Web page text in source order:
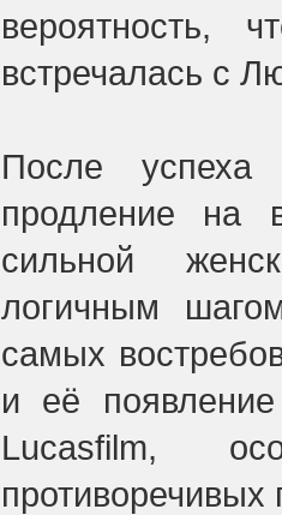
встречалась с
После
продление на
сильной
логичным
самых
и её
Lucasfilm,
противоречивых